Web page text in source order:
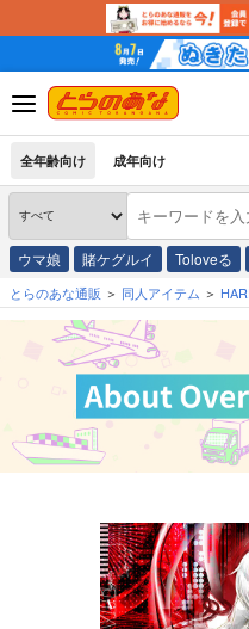
全年齢向け 成年向け
ウマ娘 賭ケグルイ Toloveる
とらのあな通販 同人アイテム